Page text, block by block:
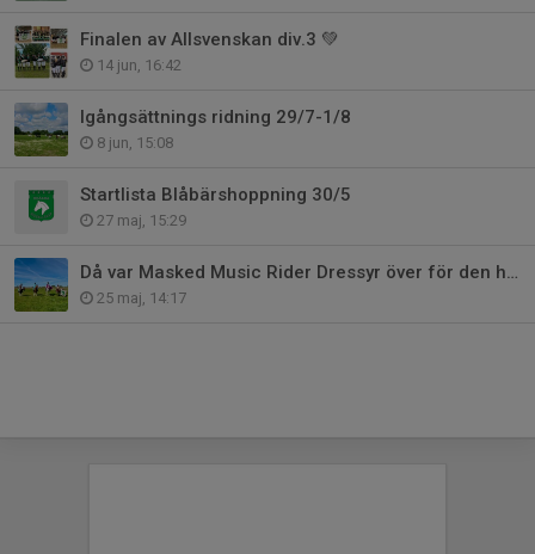
Finalen av Allsvenskan div.3 💚
14 jun, 16:42
Igångsättnings ridning 29/7-1/8
8 jun, 15:08
Startlista Blåbärshoppning 30/5
27 maj, 15:29
Då var Masked Music Rider Dressyr över för den här gången 🎠
25 maj, 14:17